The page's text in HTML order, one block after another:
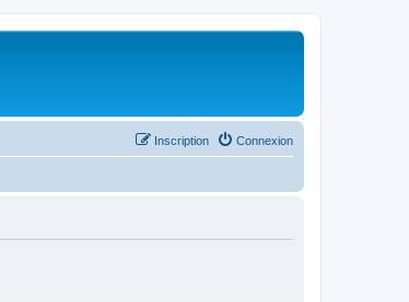
Connexion
Inscription